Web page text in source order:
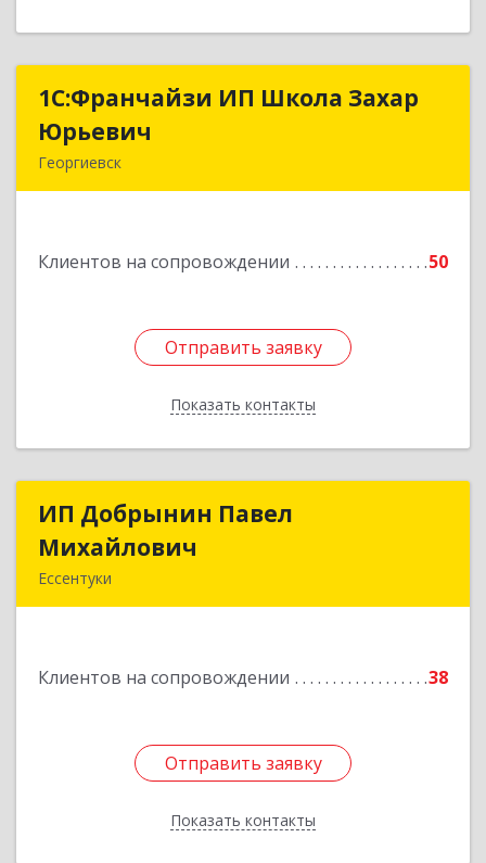
1С:Франчайзи ИП Школа Захар
Юрьевич
Георгиевск
Клиентов на сопровождении 50
Отправить заявку
Показать контакты
1С:Франчайзи ИП Школа Захар
Отправить заявку
Назад
ИП Добрынин Павел
Михайлович
Ессентуки
Клиентов на сопровождении 38
Отправить заявку
Показать контакты
ИП Добрынин Павел
Отправить заявку
Назад